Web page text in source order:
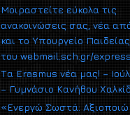
Μοιραστείτε εύκολα τις
ανακοινώσεις σας, νέα
και το Υπουργείο
του webmail.sch.gr/express
Τα Erasmus νέα μας! –
– Γυμνάσιο Κανήθου
«Ενεργώ Σωστά: Αξιοποιώ